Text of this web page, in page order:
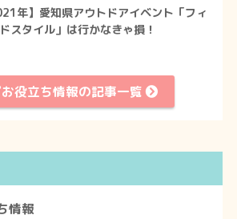
年】愛知県アウトドアイベント「フィ
スタイル」は行かなきゃ損！
役立ち情報の記事一覧
情報